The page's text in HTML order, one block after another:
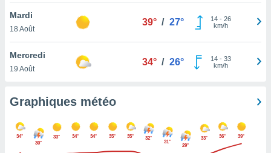
cas,
que
sur le
que
ne
Mardi
18 Août
39° / 27° 14- 26
km/h
Mercredi
19 Août
34° / 26° 14- 33
km/h
Graphiques météo
34°
30°
33° 34° 34° 35° 35° 32°
31°
29°
33° 36° 39°